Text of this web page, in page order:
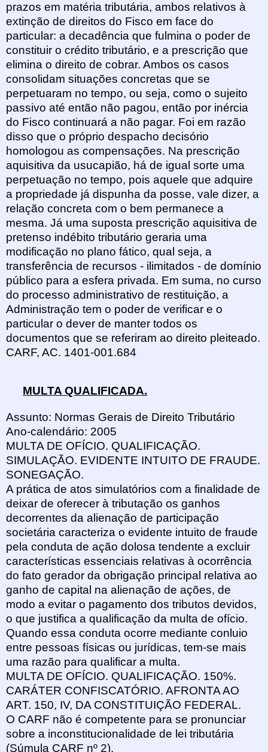
prazos em matéria tributária, ambos relativos à
extinção de direitos do Fisco em face do
particular: a decadência que fulmina o poder de
constituir o crédito tributário, e a prescrição que
elimina o direito de cobrar. Ambos os casos
consolidam situações concretas que se
perpetuaram no tempo, ou seja, como o sujeito
passivo até então não pagou, então por inércia
do Fisco continuará a não pagar. Foi em razão
disso que o próprio despacho decisório
homologou as compensações. Na prescrição
aquisitiva da usucapião, há de igual sorte uma
perpetuação no tempo, pois aquele que adquire
a propriedade já dispunha da posse, vale dizer, a
relação concreta com o bem permanece a
mesma. Já uma suposta prescrição aquisitiva de
pretenso indébito tributário geraria uma
modificação no plano fático, qual seja, a
transferência de recursos - ilimitados - de domínio
público para a esfera privada. Em suma, no curso
do processo administrativo de restituição, a
Administração tem o poder de verificar e o
particular o dever de manter todos os
documentos que se referiram ao direito pleiteado.
CARF, AC. 1401-001.684
MULTA QUALIFICADA.
Assunto: Normas Gerais de Direito Tributário
Ano-calendário: 2005
MULTA DE OFÍCIO. QUALIFICAÇÃO.
SIMULAÇÃO. EVIDENTE INTUITO DE FRAUDE.
SONEGAÇÃO.
A prática de atos simulatórios com a finalidade de
deixar de oferecer à tributação os ganhos
decorrentes da alienação de participação
societária caracteriza o evidente intuito de fraude
pela conduta de ação dolosa tendente a excluir
características essenciais relativas à ocorrência
do fato gerador da obrigação principal relativa ao
ganho de capital na alienação de ações, de
modo a evitar o pagamento dos tributos devidos,
o que justifica a qualificação da multa de ofício.
Quando essa conduta ocorre mediante conluio
entre pessoas físicas ou jurídicas, tem-se mais
uma razão para qualificar a multa.
MULTA DE OFÍCIO. QUALIFICAÇÃO. 150%.
CARÁTER CONFISCATÓRIO. AFRONTA AO
ART. 150, IV, DA CONSTITUIÇÃO FEDERAL.
O CARF não é competente para se pronunciar
sobre a inconstitucionalidade de lei tributária
(Súmula CARF nº 2).